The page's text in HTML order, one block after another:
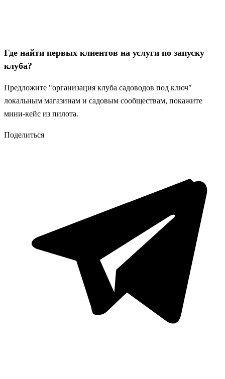
Где найти первых клиентов на услуги по запуску
клуба?
Предложите "организация клуба садоводов под ключ"
локальным магазинам и садовым сообществам, покажите
мини‑кейс из пилота.
Поделиться